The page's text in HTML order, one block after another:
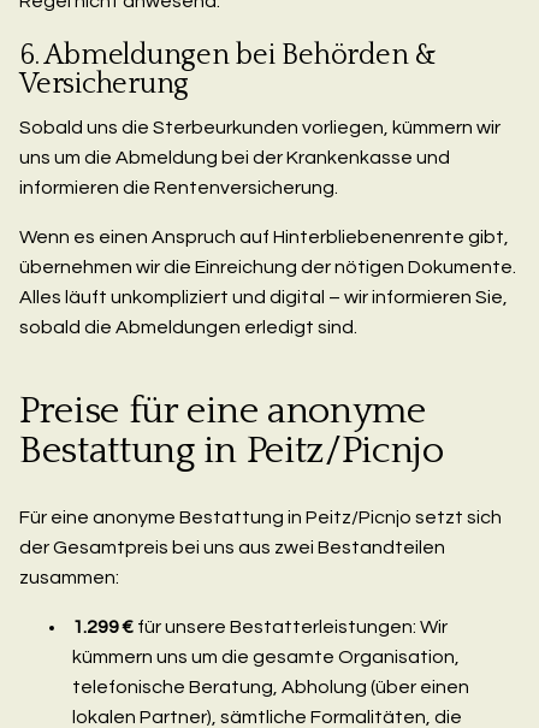
6. Abmeldungen bei Behörden &
Versicherung
Sobald uns die Sterbeurkunden vorliegen, kümmern wir
uns um die Abmeldung bei der Krankenkasse und
informieren die Rentenversicherung.
Wenn es einen Anspruch auf Hinterbliebenenrente gibt,
übernehmen wir die Einreichung der nötigen Dokumente.
Alles läuft unkompliziert und digital – wir informieren Sie,
sobald die Abmeldungen erledigt sind.
Preise für eine anonyme
Bestattung in Peitz/Picnjo
Für eine anonyme Bestattung in Peitz/Picnjo setzt sich
der Gesamtpreis bei uns aus zwei Bestandteilen
zusammen:
1.299 € für unsere Bestatterleistungen: Wir
kümmern uns um die gesamte Organisation,
telefonische Beratung, Abholung (über einen
lokalen Partner), sämtliche Formalitäten, die